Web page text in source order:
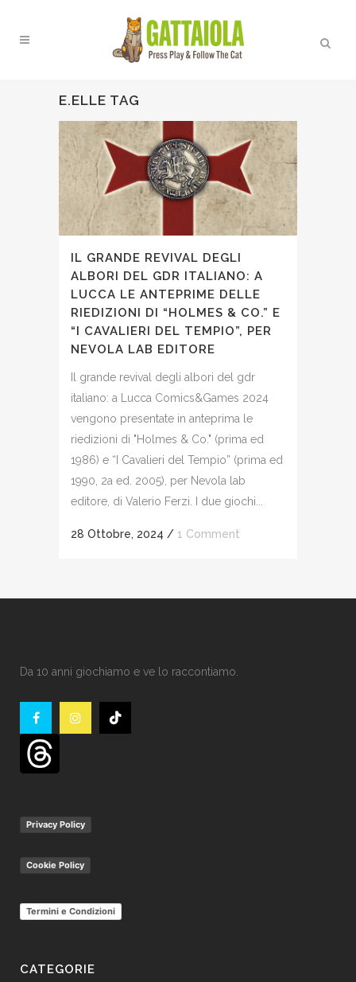
E.ELLE TAG
IL GRANDE REVIVAL DEGLI
ALBORI DEL GDR ITALIANO: A
LUCCA LE ANTEPRIME DELLE
RIEDIZIONI DI “HOLMES & CO.” E
“I CAVALIERI DEL TEMPIO”, PER
NEVOLA LAB EDITORE
Il grande revival degli albori del gdr
italiano: a Lucca Comics&Games 2024
vengono presentate in anteprima le
riedizioni di "Holmes & Co." (prima ed
1986) e “I Cavalieri del Tempio” (prima ed
1990, 2a ed. 2005), per Nevola lab
editore, di Valerio Ferzi. I due giochi...
28 Ottobre, 2024 / 1 Comment
Da 10 anni giochiamo e ve lo raccontiamo.
Privacy Policy
Cookie Policy
Termini e Condizioni
CATEGORIE